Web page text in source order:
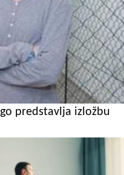
predstavlja izložbu